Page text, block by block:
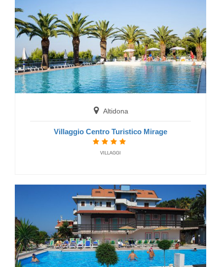
FERIENDORF
Cupra Marittima
FERIENDORF
Altidona
Villaggio Centro Turistico Mirage
VILLAGGI